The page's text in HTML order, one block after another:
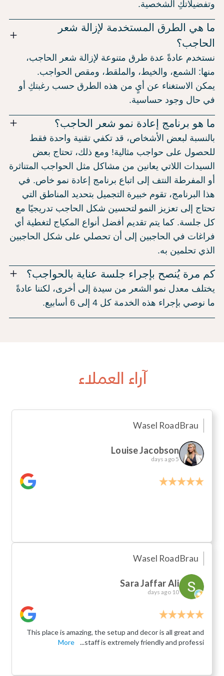
وتفضيلاتكِ الشخصية.
ما هي الطرق المستخدمة لإزالة شعر
الحاجب؟
نستخدم عادةً عدة طرق متنوعة لإزالة شعر الحاجب،
منها: الشمع، والخيط، والملقط، ومقص الحواجب.
يمكن الاستغناء عن أيٍ من هذه الطرق حسب رغبتكِ أو
في حال وجود حساسية.
ما هو برنامج إعادة نمو شعر الحاجب؟
بالنسبة لبعض الأشخاص، قد تكفي تقنية واحدة فقط
للحصول على حواجب مثالية! ومع ذلك، تحتاج بعض
السيدات اللاتي يعانين من مشاكل مثل الحواجب المتناثرة
أو المفرطة النتف إلى اتباع برنامج إعادة نمو خاص. في
هذا البرنامج، تقوم خبيرة التجميل بتحديد المناطق التي
تحتاج إلى تعزيز النمو لتحسين شكل الحاجب تدريجيًا مع
كل جلسة. كما يتم تقديم أفضل أنواع المكياج لتغطية أي
فراغات في الحاجبين إلى أن تحصلي على شكل الحاجبين
الذي تحلمين به.
كم مرة يُنصح بإجراء جلسة عناية بالحواجب؟
يختلف معدل نمو الشعر من سيدة إلى أخرى، لكننا عادةً
ما نوصي بإجراء هذه الخدمة كل 4 إلى 6 أسابيع.
آراء العملاء
Brau
Wasel Road
Louise Jacobson
5 days ago
Brau
Wasel Road
Sara Jaffar Ali
10 days ago
This place is amazing, the setup and decor is all great and
staff is extremely friendly and professi...
More